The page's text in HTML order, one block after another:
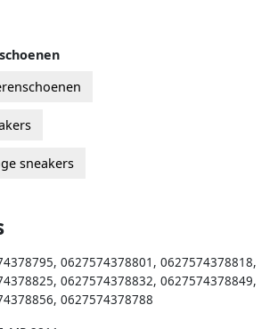
sneakers
, 0627574378801 , 0627574378818,
, 0627574378832, 0627574378849,
, 0627574378788